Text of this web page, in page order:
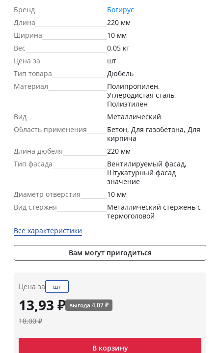
Бренд
Богирус
Длина
220 мм
Ширина
10 мм
Вес
0.05 кг
Цена за
шт
Тип товара
Дюбель
Материал
Полипропилен,
Углеродистая сталь,
Полиэтилен
Вид
Металлический
Область применения
Бетон, Для газобетона, Для
кирпича
Длина дюбеля
220 мм
Тип фасада
Вентилируемый фасад,
Штукатурный фасад
значение
Диаметр отверстия
10 мм
Вид стержня
Металлический стержень с
термоголовой
Все характеристики
Вам могут пригодиться
Цена за шт
13,93 ₽ выгода 4,07 ₽
18,00 ₽
В корзину